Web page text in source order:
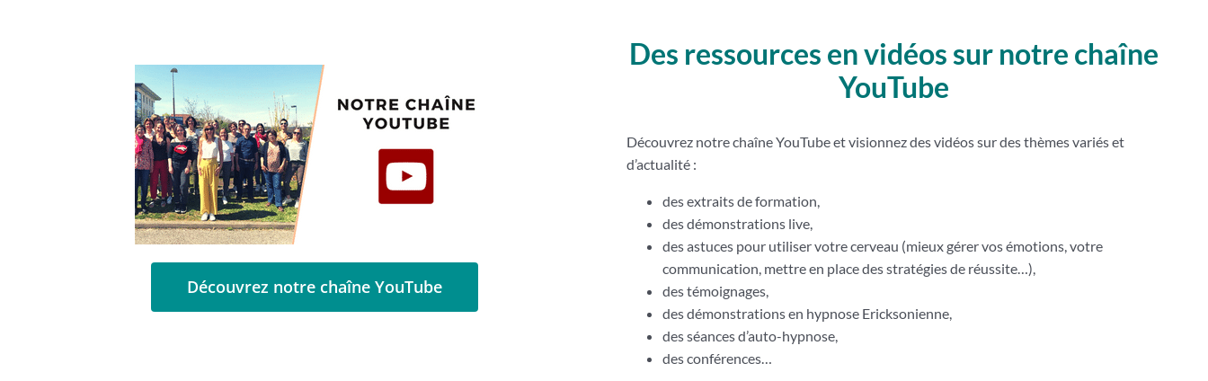
Découvrez notre chaîne YouTube
Des ressources en vidéos sur notre chaîne
YouTube
Découvrez notre chaîne YouTube et visionnez des vidéos sur des thèmes variés et
d’actualité :
des extraits de formation,
des démonstrations live,
des astuces pour utiliser votre cerveau (mieux gérer vos émotions, votre
communication, mettre en place des stratégies de réussite…),
des témoignages,
des démonstrations en hypnose Ericksonienne,
des séances d’auto-hypnose,
des conférences…